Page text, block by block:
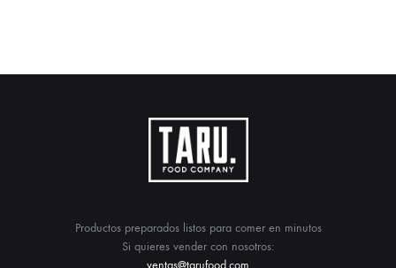
Productos preparados listos para comer en minutos
Si quieres vender con nosotros: